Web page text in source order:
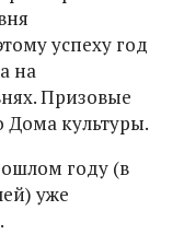
успеху год
на
Призовые
Дома культуры.
году (в
уже